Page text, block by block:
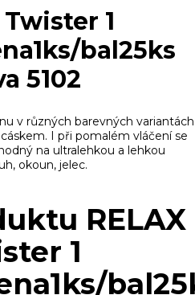
Twister 1
bal25ks
5102
v různých barevných variantách
I při pomalém vláčení se
na ultralehkou a lehkou
okoun, jelec.
RELAX
1